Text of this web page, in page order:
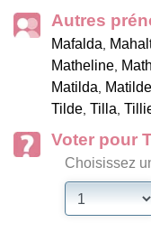
Autres
Mafalda,
Matheline,
Matilda, Matilde
Tilde, Tilla,
Voter pour
Choisissez